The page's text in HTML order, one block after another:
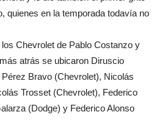
quienes en la temporada todavía no
Chevrolet de Pablo Costanzo y
atrás se ubicaron Diruscio
Bravo (Chevrolet), Nicolás
Trosset (Chevrolet), Federico
(Dodge) y Federico Alonso